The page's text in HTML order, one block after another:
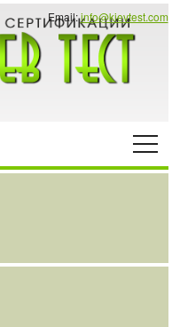
Email:info@kievtest.com